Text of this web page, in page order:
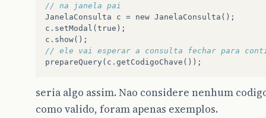
// na janela pai
JanelaConsulta
c = new JanelaConsulta ();
c . setModal (true );
c . show();
// ele vai esperar a consulta fechar para
prepareQuery( c . getCodigoChave ());
seria algo assim. Nao considere nenhum
como valido, foram apenas exemplos.